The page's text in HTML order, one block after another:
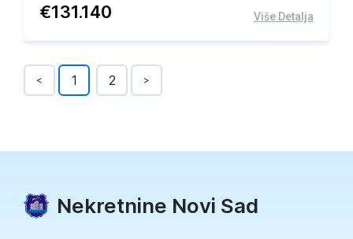
€131.140 Više Detalja
< 1 2 >
Nekretnine Novi Sad